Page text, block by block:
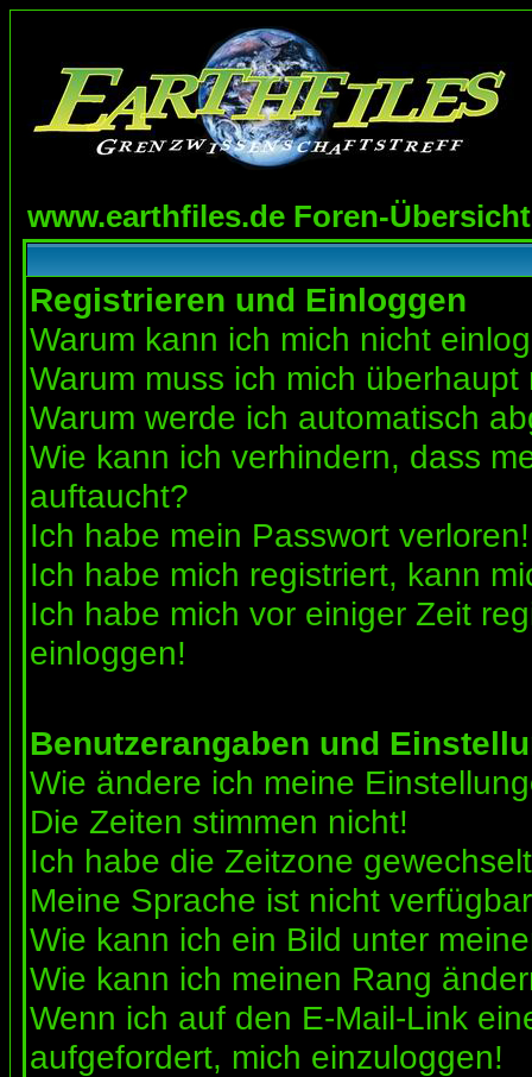
www.earthfiles.de Foren-Übersicht
Registrieren und Einloggen
Warum kann ich mich nicht
Warum muss ich mich überhaupt
Warum werde ich automatisch
Wie kann ich verhindern, dass
auftaucht?
Ich habe mein Passwort verloren!
Ich habe mich registriert, kann
Ich habe mich vor einiger Zeit
einloggen!
Benutzerangaben und
Wie ändere ich meine
Die Zeiten stimmen nicht!
Ich habe die Zeitzone
Meine Sprache ist nicht
Wie kann ich ein Bild unter
Wie kann ich meinen Rang
Wenn ich auf den E-Mail-Link
aufgefordert, mich einzuloggen!